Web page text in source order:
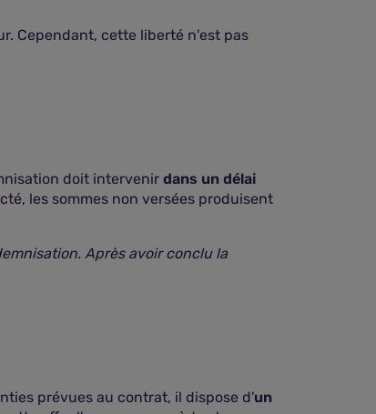
Cependant, cette liberté n'est pas
doit intervenir dans un délai
les sommes non versées produisent
Après avoir conclu la
prévues au contrat, il dispose d'un